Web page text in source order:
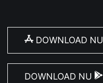
DOWNLOAD NU
DOWNLOAD NU